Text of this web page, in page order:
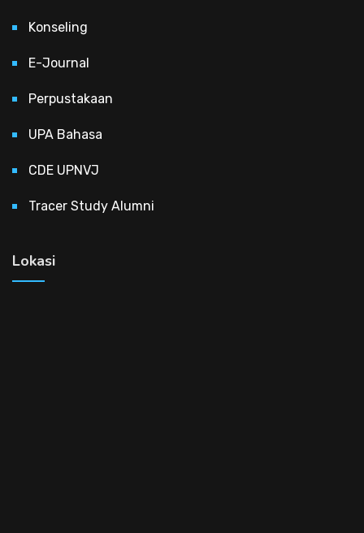
Konseling
E-Journal
Perpustakaan
UPA Bahasa
CDE UPNVJ
Tracer Study Alumni
Lokasi